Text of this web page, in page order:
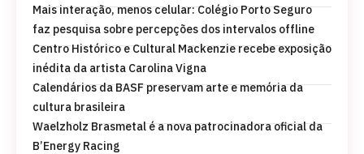
Mais interação, menos celular: Colégio Porto Seguro
faz pesquisa sobre percepções dos intervalos offline
Centro Histórico e Cultural Mackenzie recebe exposição
inédita da artista Carolina Vigna
Calendários da BASF preservam arte e memória da
cultura brasileira
Waelzholz Brasmetal é a nova patrocinadora oficial da
B’Energy Racing